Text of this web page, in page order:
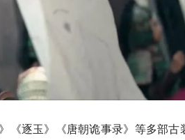
《逐玉》《唐朝诡事录》等多部古